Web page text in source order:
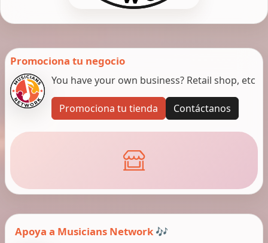
Promociona tu negocio
You have your own business? Retail shop, etc
Promociona tu tienda Contáctanos
Apoya a Musicians Network 🎶